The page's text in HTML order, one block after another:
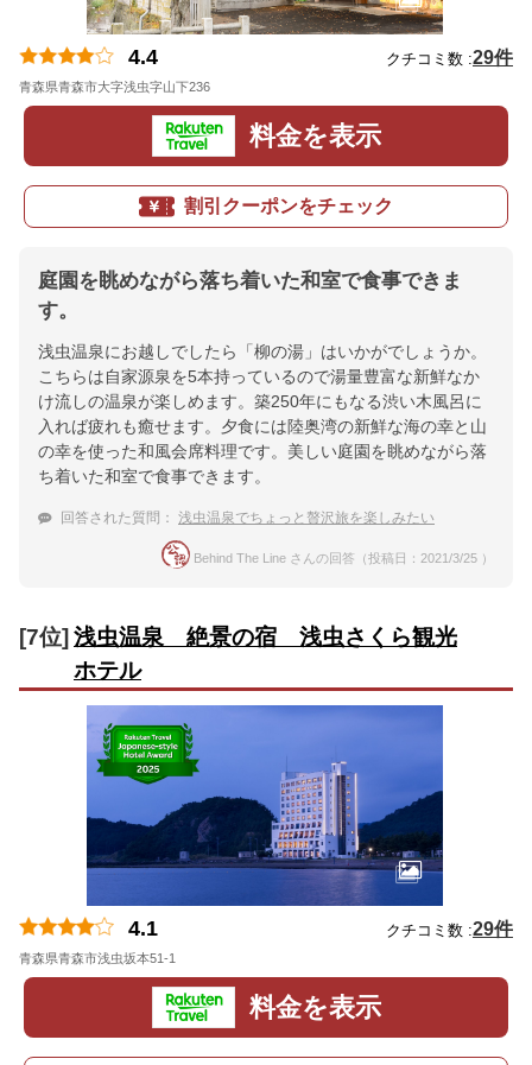
4.4 クチコミ数 :29件
青森県青森市大字浅虫字山下236
料金を表示
割引クーポンをチェック
庭園を眺めながら落ち着いた和室で食事できま
す。
浅虫温泉にお越しでしたら「柳の湯」はいかがでしょうか。
こちらは自家源泉を5本持っているので湯量豊富な新鮮なか
け流しの温泉が楽しめます。築250年にもなる渋い木風呂に
入れば疲れも癒せます。夕食には陸奥湾の新鮮な海の幸と山
の幸を使った和風会席料理です。美しい庭園を眺めながら落
ち着いた和室で食事できます。
回答された質問： 浅虫温泉でちょっと贅沢旅を楽しみたい
Behind The Line さんの回答（投稿日：2021/3/25 ）
[7位] 浅虫温泉 絶景の宿 浅虫さくら観光
ホテル
4.1 クチコミ数 :29件
青森県青森市浅虫坂本51-1
料金を表示